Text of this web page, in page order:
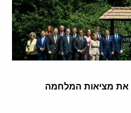
את מציאות המלחמה